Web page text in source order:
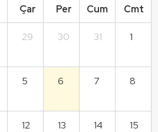
Çar Per Cum Cmt
29 30 31 1
5 6 7 8
12 13 14 15